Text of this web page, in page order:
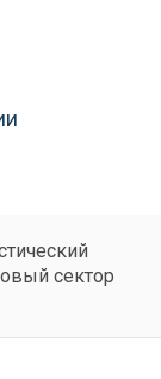
сектор